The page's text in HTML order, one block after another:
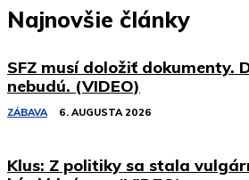
Najnovšie články
SFZ musí doložiť dokumenty.
nebudú. (VIDEO)
ZÁBAVA 6. AUGUSTA 2026
Klus: Z politiky sa stala